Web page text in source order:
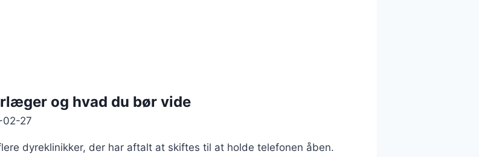
og hvad du bør vide
02-27
dyreklinikker, der har aftalt at skiftes til at holde telefonen åben.